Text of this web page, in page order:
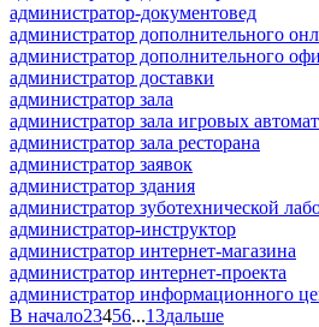
администратор-документовед
администратор дополнительного
администратор дополнительного
администратор доставки
администратор зала
администратор зала игровых
администратор зала ресторана
администратор заявок
администратор здания
администратор зуботехнической
администратор-инструктор
администратор интернет-магазина
администратор интернет-проекта
администратор информационного
В начало23456...13дальше